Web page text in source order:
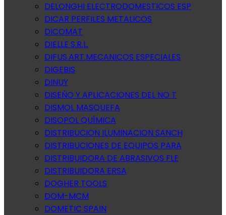
DELONGHI ELECTRODOMESTICOS ESP
DICAR PERFILES METALICOS
DICOMAT
DIELLE S.R.L.
DIFUS.ART.MECANICOS ESPECIALES
DIGEBIS
DINUY
DISEÑO Y APLICACIONES DEL NO T
DISMOL MASQUEFA
DISOPOL QUÍMICA
DISTRIBUCION ILUMINACION SANCH
DISTRIBUCIONES DE EQUIPOS PARA
DISTRIBUIDORA DE ABRASIVOS FLE
DISTRIBUIDORA ERSA
DOGHER TOOLS
DOM-MCM
DOMETIC SPAIN